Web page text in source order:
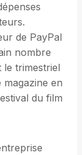
de PayPal
nombre
le trimestriel
magazine en
du film